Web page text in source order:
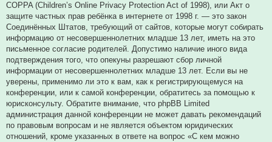
COPPA (Children’s Online Privacy Protection Act of 1998), или Акт о
защите частных прав ребёнка в интернете от 1998 г. — это закон
Соединённых Штатов, требующий от сайтов, которые могут собирать
информацию от несовершеннолетних младше 13 лет, иметь на это
письменное согласие родителей. Допустимо наличие иного вида
подтверждения того, что опекуны разрешают сбор личной
информации от несовершеннолетних младше 13 лет. Если вы не
уверены, применимо ли это к вам, как к регистрирующемуся на
конференции, или к самой конференции, обратитесь за помощью к
юрисконсульту. Обратите внимание, что phpBB Limited
администрация данной конференции не может давать рекомендаций
по правовым вопросам и не является объектом юридических
отношений, кроме указанных в ответе на вопрос «С кем можно